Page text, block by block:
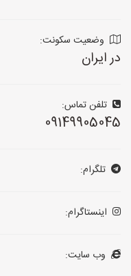
وضعیت سکونت:
در ایران
تلفن تماس:
09149905045
تلگرام:
اینستاگرام:
وب سایت: